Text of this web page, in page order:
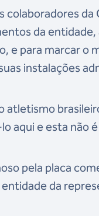
colaboradores
da
e para marcar o
instalações
atletismo
aqui e esta não
pela placa
da